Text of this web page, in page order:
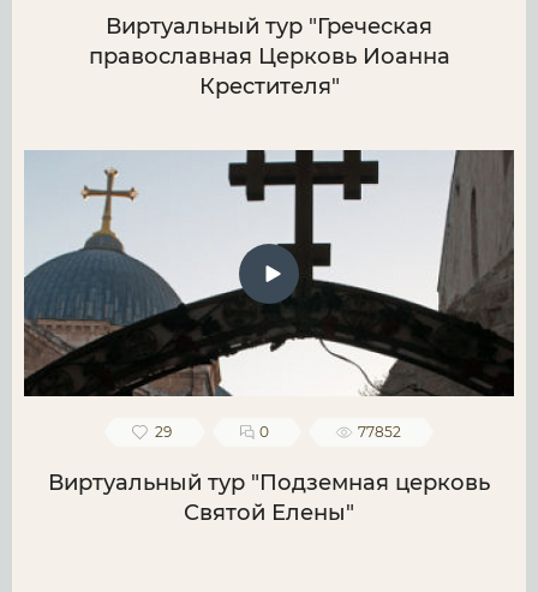
Виртуальный тур "Греческая
православная Церковь Иоанна
Крестителя"
29 0 77852
Виртуальный тур "Подземная церковь
Святой Елены"